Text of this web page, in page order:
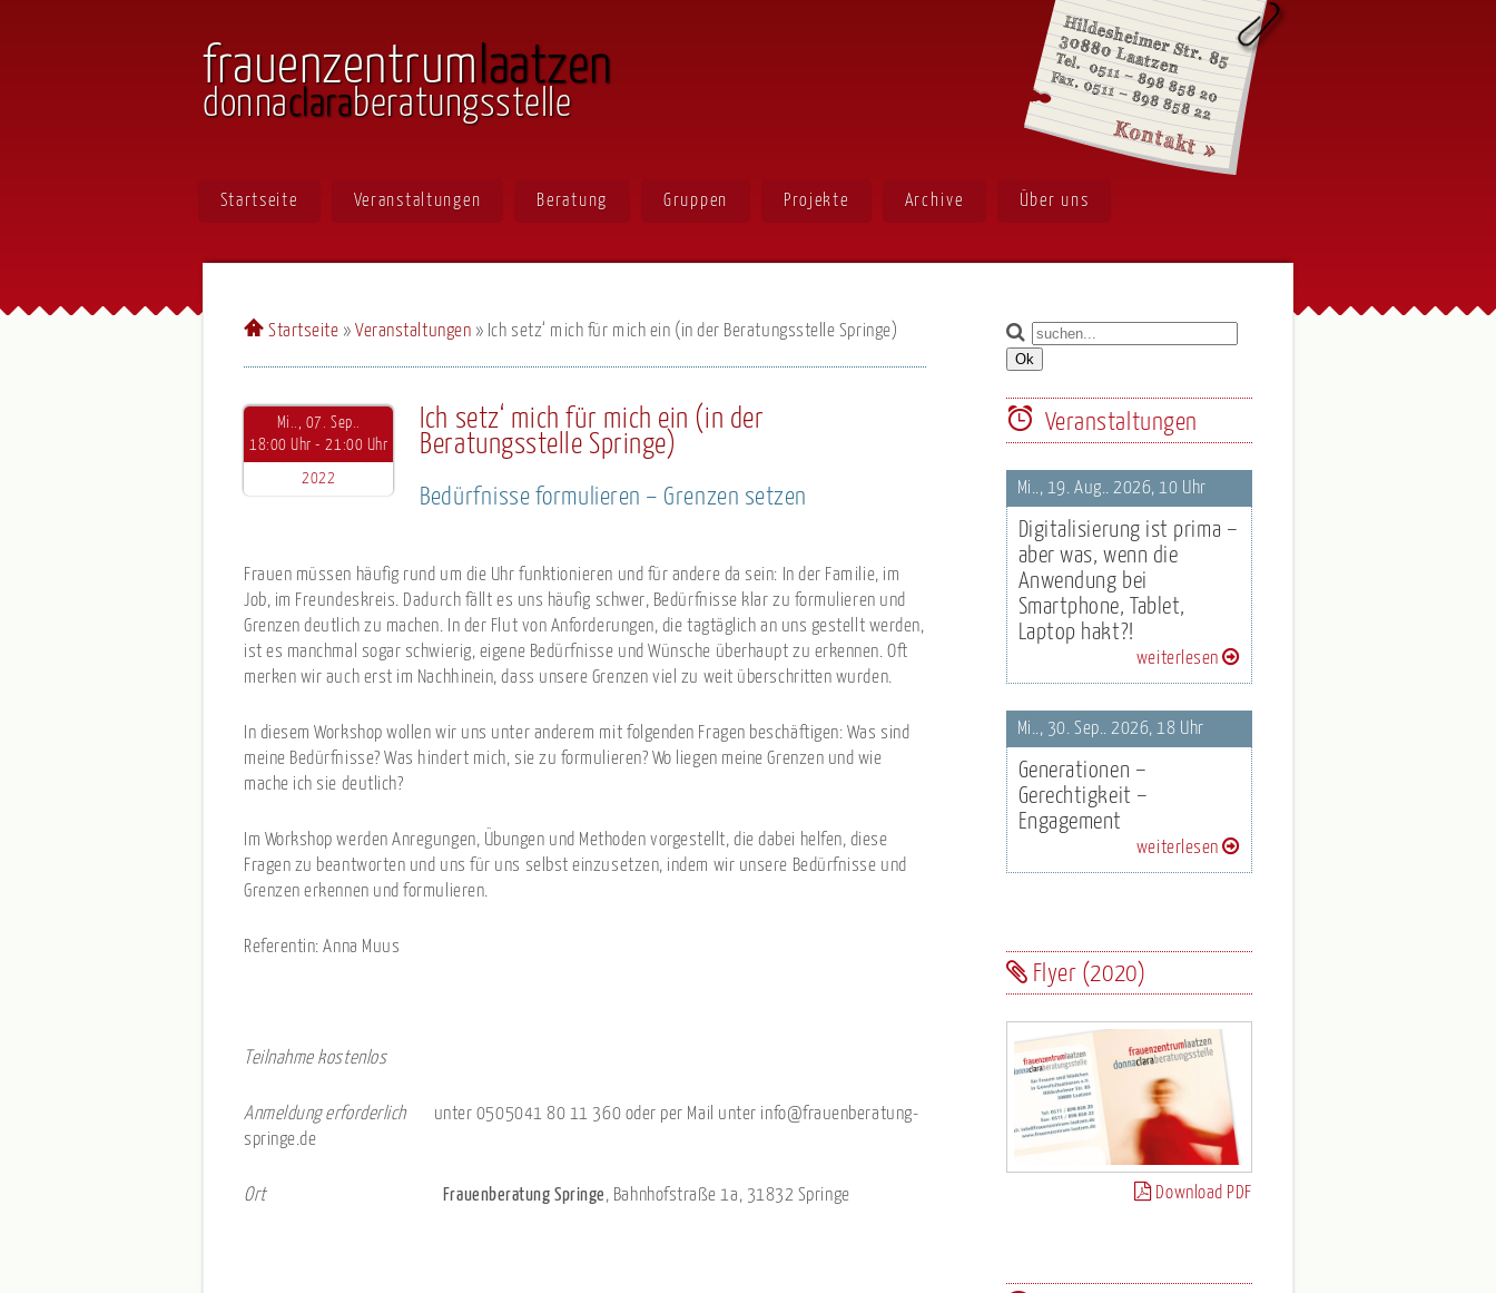
frauenzentrum laatzen
donnaclaraberatungsstelle
Startseite Veranstaltungen Beratung Gruppen Projekte Archive Über uns
Startseite »Veranstaltungen » Ich setz‘ mich für mich ein (in der Beratungsstelle Springe)
Mi.., 07. Sep..
18:00 Uhr - 21:00 Uhr
2022
Ich setz‘ mich für mich ein (in der
Beratungsstelle Springe)
Bedürfnisse formulieren – Grenzen setzen
Frauen müssen häufig rund um die Uhr funktionieren und für andere da sein: In der Familie, im
Job, im Freundeskreis. Dadurch fällt es uns häufig schwer, Bedürfnisse klar zu formulieren und
Grenzen deutlich zu machen. In der Flut von Anforderungen, die tagtäglich an uns gestellt werden,
ist es manchmal sogar schwierig, eigene Bedürfnisse und Wünsche überhaupt zu erkennen. Oft
merken wir auch erst im Nachhinein, dass unsere Grenzen viel zu weit überschritten wurden.
In diesem Workshop wollen wir uns unter anderem mit folgenden Fragen beschäftigen: Was sind
meine Bedürfnisse? Was hindert mich, sie zu formulieren? Wo liegen meine Grenzen und wie
mache ich sie deutlich?
Im Workshop werden Anregungen, Übungen und Methoden vorgestellt, die dabei helfen, diese
Fragen zu beantworten und uns für uns selbst einzusetzen, indem wir unsere Bedürfnisse und
Grenzen erkennen und formulieren.
Referentin: Anna Muus
Teilnahme kostenlos
Anmeldung erforderlich unter 0505041 80 11 360 oder per Mail unter info@frauenberatung-
springe.de
Ort Frauenberatung Springe, Bahnhofstraße 1a, 31832 Springe
Veranstaltungen
Mi.., 19. Aug.. 2026, 10 Uhr
Digitalisierung ist prima –
aber was, wenn die
Anwendung bei
Smartphone, Tablet,
Laptop hakt?!
weiterlesen
Mi.., 30. Sep.. 2026, 18 Uhr
Generationen –
Gerechtigkeit –
Engagement
weiterlesen
Flyer (2020)
Download PDF